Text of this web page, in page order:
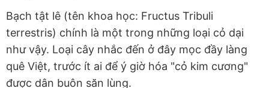
Bạch tật lê (tên khoa học: Fructus Tribuli
terrestris) chính là một trong những loại cỏ dại
như vậy. Loại cây nhắc đến ở đây mọc đầy làng
quê Việt, trước ít ai để ý giờ hóa "cỏ kim cương"
được dân buôn săn lùng.